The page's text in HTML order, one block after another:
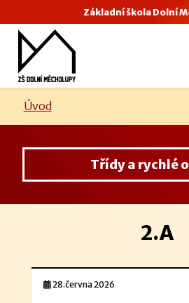
Základní škola Dolní
Úvod
Třídy a rychlé
2.A
28.června 2026